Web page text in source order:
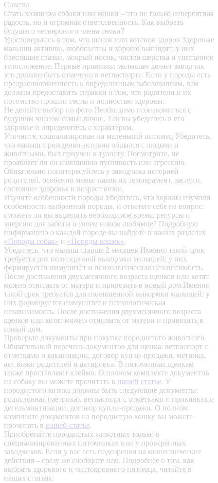
Советы
Стать хозяином собаки или кошки – это не только невероятная
радость, но и огромная ответственность. Как выбрать
будущего четвероного члена семьи?
Удостоверьтесь в том, что щенок или котенок здоров Здоровые
малыши активны, любопытны и хорошо выглядят: у них
блестящие глазки, мокрый носик, чистая шерстка и упитанное
телосложение. Первые прививки малышам делает заводчик –
это должно быть отмечено в ветпаспорте. Если у породы есть
предрасположенность к определенным заболеваниям, вам
должны предоставить справки о том, что родители и их
потомство прошли тесты и полностью здоровы.
Не делайте выбор по фото Необходимо познакомиться с
будущим членом семьи лично. Так вы убедитесь в его
здоровье и определитесь с характером.
Уточните, социализирован ли маленький питомец Убедитесь,
что малыш с рождения активно общался с людьми и
животными, был приучен к туалету. Посмотрите, не
проявляет ли он излишнюю пугливость или агрессию.
Обязательно поинтересуйтесь у заводчика историей
родителей, особенно мамы: каков их темперамент, заслуги,
состояние здоровья и возраст вязки.
Изучите особенности породы Убедитесь, что хорошо изучили
особенности выбранной породы, и ответьте себе на вопрос:
сможете ли вы выделить необходимое время, ресурсы и
энергию для заботы о своем новом любимце? Подробную
информацию о каждой породе вы найдете в наших разделах
«Породы собак» и «Породы кошек».
Убедитесь, что малыш старше 2 месяцев Именно такой срок
требуется для полноценной выкормки малышей: у них
формируется иммунитет и психологическая независимость.
После достижения двухмесячного возраста щенков или котят
можно отнимать от матери и привозить в новый дом.Именно
такой срок требуется для полноценной выкормки малышей: у
них формируется иммунитет и психологическая
независимость. После достижения двухмесячного возраста
щенков или котят можно отнимать от матери и привозить в
новый дом.
Проверьте документы при покупке породистого животного
Обязательный перечень документов для щенка: ветпаспорт с
отметками о вакцинации, договор купли-продажи, метрика,
акт вязки родителей и актировка. В питомниках щенкам
также проставляют клеймо. О полном комплекте документов
на собаку вы можете прочитать в нашей статье. У
породистого котика должны быть следующие документы:
родословная (метрика), ветпаспорт с отметками о прививках и
дегельминтизации, договор купли-продажи. О полном
комплекте документов на породистую кошку вы можете
прочитать в нашей статье.
Приобретайте породистых животных только в
специализированных питомниках или у проверенных
заводчиков. Если у вас есть подозрения на мошеннические
действия – сразу же сообщите нам. Подробнее о том, как
выбрать здорового и чистокровного питомца, читайте в
наших статьях: